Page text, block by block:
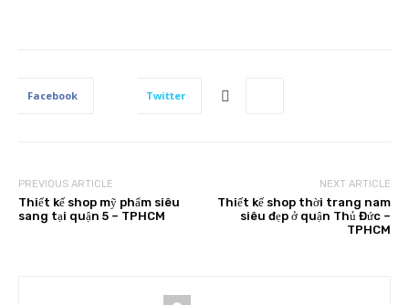
Facebook Twitter
PREVIOUS ARTICLE
Thiết kế shop mỹ phẩm siêu
sang tại quận 5 – TPHCM
NEXT ARTICLE
Thiết kế shop thời trang nam
siêu đẹp ở quận Thủ Đức –
TPHCM